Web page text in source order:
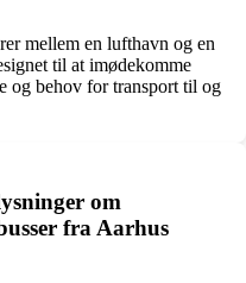
mellem en lufthavn og en
til at imødekomme
og behov for transport til og
om
fra Aarhus